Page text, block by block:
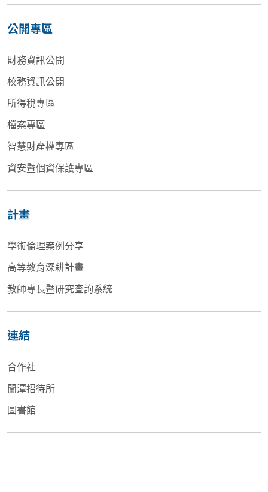
公開專區
財務資訊公開
校務資訊公開
所得稅專區
檔案專區
智慧財產權專區
資安暨個資保護專區
計畫
學術倫理案例分享
高等教育深耕計畫
教師專長暨研究查詢系統
連結
合作社
蘭潭招待所
圖書館